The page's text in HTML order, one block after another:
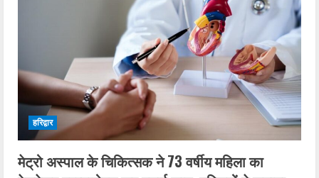
हरिद्वार
मेट्रो अस्पाल के चिकित्सक ने 73 वर्षीय महिला का